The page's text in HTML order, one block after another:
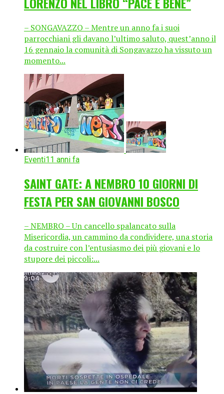
– SONGAVAZZO – Mentre un anno fa i suoi
parrocchiani gli davano l’ultimo saluto, quest’anno il
16 gennaio la comunità di Songavazzo ha vissuto un
momento...
Eventi11 anni fa
SAINT GATE: A NEMBRO 10 GIORNI DI
FESTA PER SAN GIOVANNI BOSCO
– NEMBRO – Un cancello spalancato sulla
Misericordia, un cammino da condividere, una storia
da costruire con l’entusiasmo dei più giovani e lo
stupore dei piccoli:...